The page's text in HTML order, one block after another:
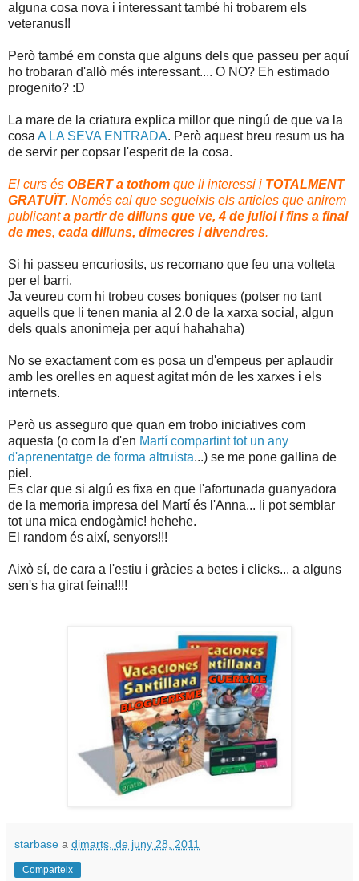
alguna cosa nova i interessant també hi trobarem els
veteranus!!
Però també em consta que alguns dels que passeu per aquí
ho trobaran d'allò més interessant.... O NO? Eh estimado
progenito? :D
La mare de la criatura explica millor que ningú de que va la
cosa A LA SEVA ENTRADA. Però aquest breu resum us ha
de servir per copsar l'esperit de la cosa.
El curs és OBERT a tothom que li interessi i TOTALMENT
GRATUÏT. Només cal que segueixis els articles que anirem
publicanta partir de dilluns que ve, 4 de juliol i fins a final
de mes, cada dilluns, dimecres i divendres.
Si hi passeu encuriosits, us recomano que feu una volteta
per el barri.
Ja veureu com hi trobeu coses boniques (potser no tant
aquells que li tenen mania al 2.0 de la xarxa social, algun
dels quals anonimeja per aquí hahahaha)
No se exactament com es posa un d'empeus per aplaudir
amb les orelles en aquest agitat món de les xarxes i els
internets.
Però us asseguro que quan em trobo iniciatives com
aquesta (o com la d'en Martí compartint tot un any
d'aprenentatge de forma altruista...) se me pone gallina de
piel.
Es clar que si algú es fixa en que l'afortunada guanyadora
de la memoria impresa del Martí és l'Anna... li pot semblar
tot una mica endogàmic! hehehe.
El random és així, senyors!!!
Això sí, de cara a l'estiu i gràcies a betes i clicks... a alguns
sen's ha girat feina!!!!
starbase a dimarts, de juny 28, 2011
Comparteix